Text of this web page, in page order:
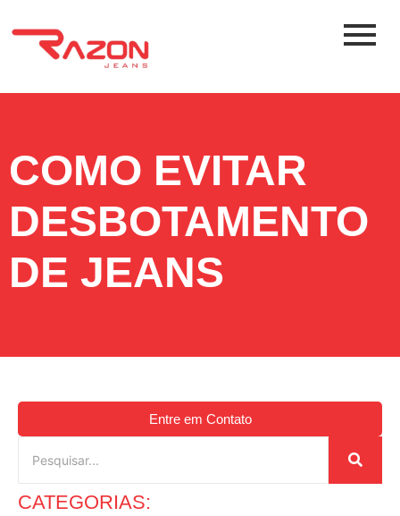
COMO EVITAR
DESBOTAMENTO
DE JEANS
Entre em Contato
CATEGORIAS: